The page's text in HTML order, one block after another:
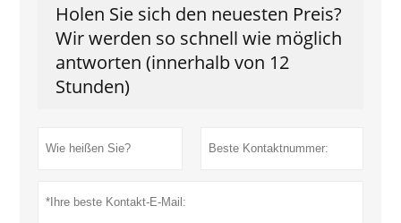
Holen Sie sich den neuesten Preis?
Wir werden so schnell wie möglich
antworten (innerhalb von 12
Stunden)